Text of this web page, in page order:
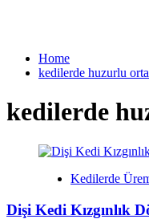
Home
kedilerde huzurlu
kedilerde
Kedilerde
Dişi Kedi Kızgınlık